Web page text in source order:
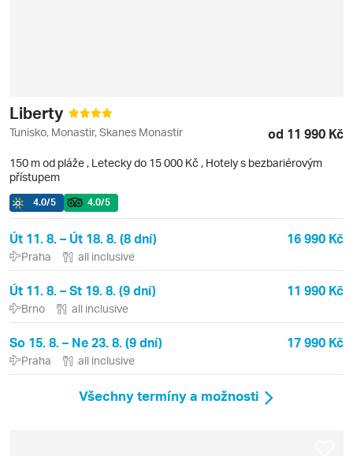
Liberty
Tunisko, Monastir, Skanes Monastir od 11 990 Kč
150 m od pláže , Letecky do 15 000 Kč , Hotely s bezbariérovým
přístupem
4.0/5 4.0/5
Út 11. 8. – Út 18. 8. (8 dní) 16 990 Kč
Praha all inclusive
Út 11. 8. – St 19. 8. (9 dní) 11 990 Kč
Brno all inclusive
So 15. 8. – Ne 23. 8. (9 dní) 17 990 Kč
Praha all inclusive
Všechny termíny a možnosti